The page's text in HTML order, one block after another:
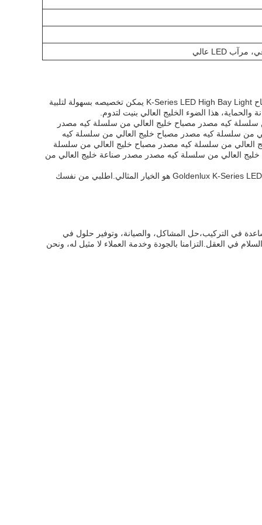
مع مجموعة من الكفاءات الضوئية للاختيار من بينها 150lm/W، 170lm/W، 190lm/W، و 210lm/W،مصباح K-Series LED High Bay Light يمكن تخصيصه بسهولة لتلبية
هذا الضوء الخليج العالي بنيت لتدوم.
سلسلة كيه مصدر مصباح خليج العالي من سلسلة كيه مصدر
من سلسلة كيه مصدر مصباح خليج العالي من سلسلة كيه
من سلسلة كيه مصدر مصباح خليج العالي من سلسلة
العالي من سلسلة كيه مصدر مصدر صناعة خليج العالي من
سواء كنت بحاجة إلى إضاءة الصناعية للخزانة أو ورشة العمل أو أي تطبيق آخر ، فإن Goldenlux K-Series LED High Bay Light هو الخيار المثالي.اطلبي من نفسك
في التركيب،حل المشاكل، والصيانة، وتوفير حلول في
في العقل.التزامنا بالجودة وخدمة العملاء لا مثيل له، ونحن